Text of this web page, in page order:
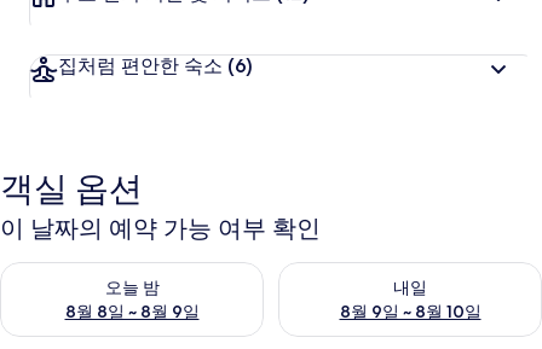
집처럼 편안한 숙소 (6)
객실 옵션
이 날짜의 예약 가능 여부 확인
오늘 밤
8월 8일 ~ 8월 9일
오늘 밤 예약 가능 여부 확인, 8월 8일 ~ 8월 9일
내일
8월 9일 ~ 8월 10일
내일 예약 가능 여부 확인, 8월